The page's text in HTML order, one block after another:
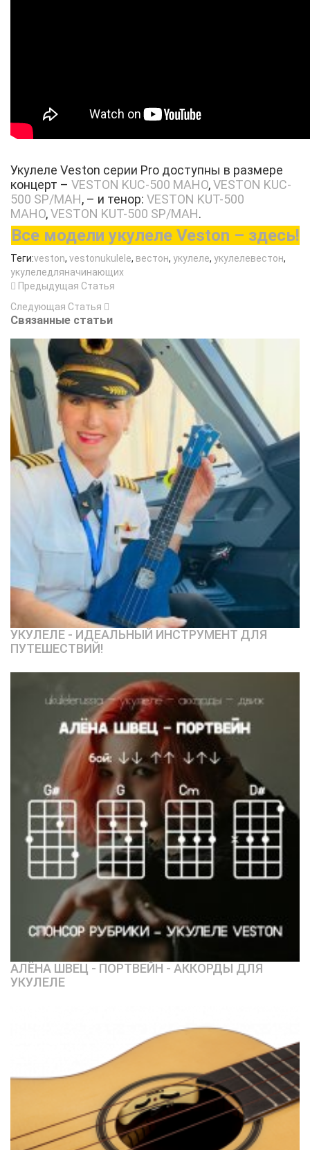
Укулеле Veston серии Pro доступны в размере
концерт – VESTON KUC-500 MAHO,VESTON KUC-
500 SP/MAH, – и тенор: VESTON KUT-500
MAHO,VESTON KUT-500 SP/MAH.
Все модели укулеле Veston – здесь!
Теги:veston, vestonukulele, вестон, укулеле, укулелевестон,
укулеледляначинающих
Предыдущая Статья
Следующая Статья
Связанные статьи
УКУЛЕЛЕ - ИДЕАЛЬНЫЙ ИНСТРУМЕНТ ДЛЯ
ПУТЕШЕСТВИЙ!
АЛЁНА ШВЕЦ - ПОРТВЕЙН - АККОРДЫ ДЛЯ
УКУЛЕЛЕ